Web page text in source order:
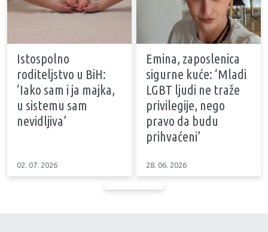
Istospolno
roditeljstvo u BiH:
‘Iako sam i ja majka,
u sistemu sam
nevidljiva’
02. 07. 2026
Emina, zaposlenica
sigurne kuće: ‘Mladi
LGBT ljudi ne traže
privilegije, nego
pravo da budu
prihvaćeni’
28. 06. 2026